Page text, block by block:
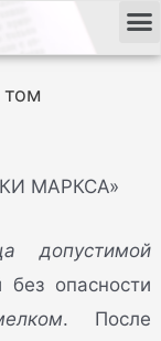
МАРКСА»
допустимой
опасности
. После